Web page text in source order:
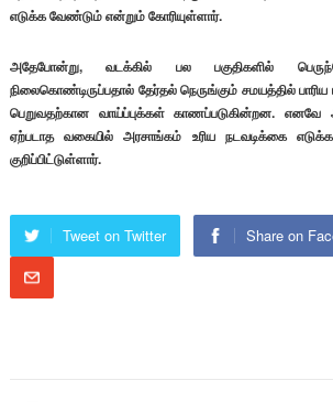
எடுக்க வேண்டும் என்றும் கோரியுள்ளார்.
அதேபோன்று, வடக்கில் பல பகுதிகளில்
நிலைகொண்டிருப்பதால் தேர்தல் நெருங்கும் சமயத்தில்
பெறுவதற்கான வாய்ப்புக்கள் காணப்படுகின்றன.
ஏற்படாத வகையில் அரசாங்கம் உரிய நடவடிக்கை
குறிப்பிட்டுள்ளார்.
Tweet on Twitter Share on